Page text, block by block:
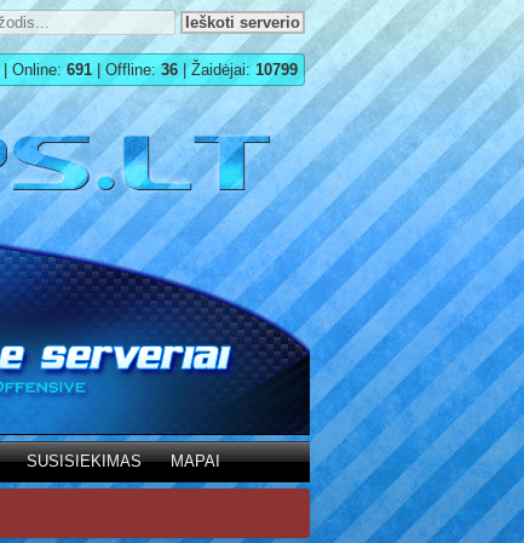
| Online: 691 | Offline: 36 | Žaidėjai: 10799
SUSISIEKIMAS MAPAI